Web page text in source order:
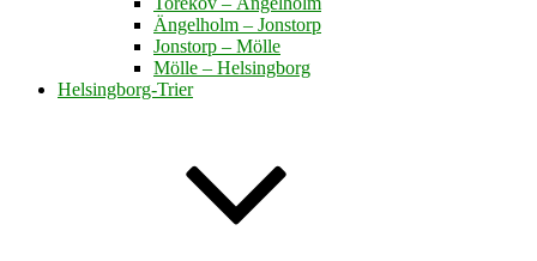
Ängelholm – Jonstorp
Jonstorp – Mölle
Mölle – Helsingborg
Helsingborg-Trier